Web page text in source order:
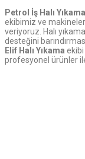
Petrol İş Halı
ekibimiz ve
veriyoruz. Halı
desteğini
Elif Halı Yıkama ekibi
profesyonel ürünler